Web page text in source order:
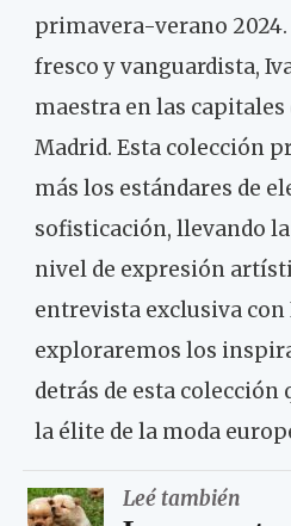
primavera-verano 2024.
fresco y vanguardista,
maestra en las
Madrid. Esta colección
más los estándares de
sofisticación, llevando
nivel de expresión
entrevista exclusiva con
exploraremos los
detrás de esta colección
la élite de la moda
Leé también